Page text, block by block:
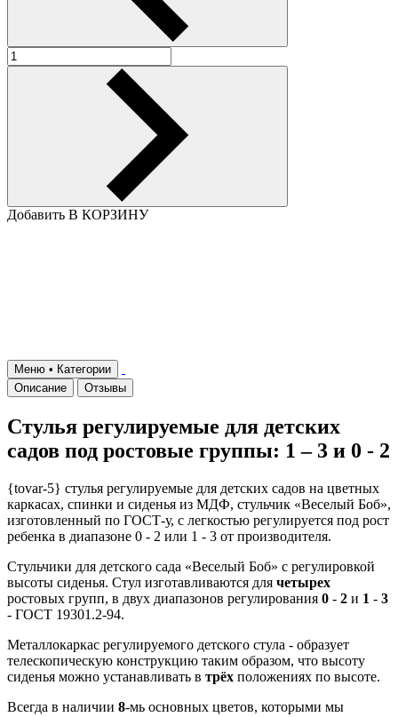
Добавить В КОРЗИНУ
Меню • Категории
Описание
Отзывы
Стулья регулируемые для детских
садов под ростовые группы: 1 – 3 и 0 - 2
{tovar-5} стулья регулируемые для детских садов на цветных
каркасах, спинки и сиденья из МДФ, стульчик «Веселый Боб»,
изготовленный по ГОСТ-у, с легкостью регулируется под рост
ребенка в диапазоне 0 - 2 или 1 - 3 от производителя.
Стульчики для детского сада «Веселый Боб» с регулировкой
высоты сиденья. Стул изготавливаются для четырех
ростовых групп, в двух диапазонов регулирования 0 - 2 и 1 - 3
- ГОСТ 19301.2-94.
Металлокаркас регулируемого детского стула - образует
телескопическую конструкцию таким образом, что высоту
сиденья можно устанавливать в трёх положениях по высоте.
Всегда в наличии 8-мь основных цветов, которыми мы